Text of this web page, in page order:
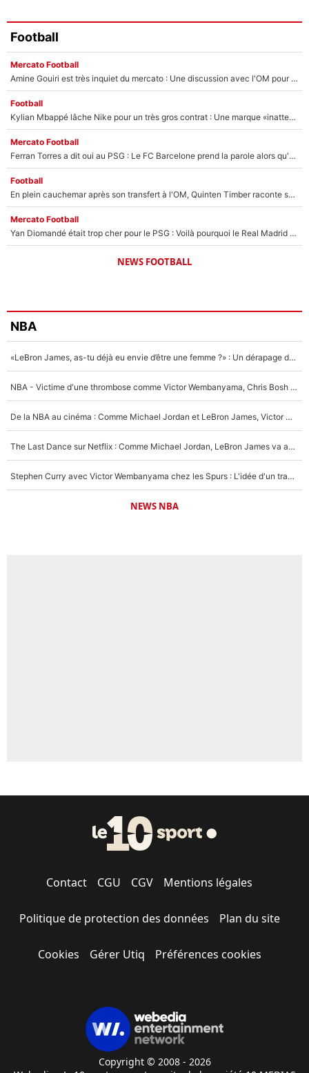
Football
Mercato Football
Amine Gouiri est très inquiet du mercato : Une discussion avec l'OM pour acter son transfert !
Football
Kylian Mbappé lâche Nike pour un très gros contrat : Une marque «inattendue» va frapper très fort
Mercato Football
Ferran Torres a dit oui au PSG : Le FC Barcelone prend la parole alors qu'un transfert de l'attaquant espagnol prend forme
Football
En plein cauchemar après son transfert à l'OM, Quinten Timber raconte ses doutes après sa signature à Marseille
Mercato Football
Yan Diomandé était trop cher pour le PSG : Voilà pourquoi le Real Madrid a accepté de payer la somme record de 140M€ pour boucler son transfert !
NEWS FOOTBALL
NBA
«LeBron James, as-tu déjà eu envie d’être une femme ?» : Un dérapage de Donald Trump sur la superstar de la NBA refait surface
NBA - Victime d'une thrombose comme Victor Wembanyama, Chris Bosh prévient le Français des risques sur sa santé : «J’ai failli mourir sur le coup et j’ai été ramené à la vie»
De la NBA au cinéma : Comme Michael Jordan et LeBron James, Victor Wembanyama rêve d'une carrière d'acteur !
The Last Dance sur Netflix : Comme Michael Jordan, LeBron James va avoir le droit à sa série !
Stephen Curry avec Victor Wembanyama chez les Spurs : L'idée d'un trade historique est lancée en NBA !
NEWS NBA
Contact CGU CGV Mentions légales
Politique de protection des données Plan du site
Cookies Gérer Utiq Préférences cookies
Copyright © 2008 - 2026